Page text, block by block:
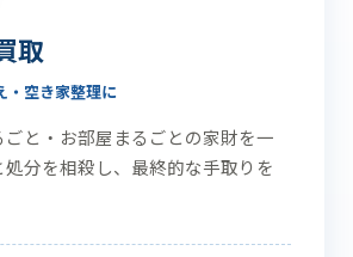
取
空き家整理に
と・お部屋まるごとの家財を一
分を相殺し、最終的な手取りを